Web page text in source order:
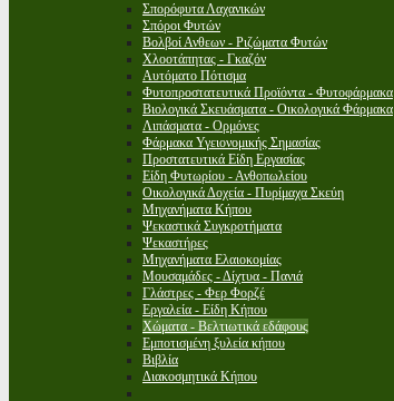
Σπορόφυτα Λαχανικών
Σπόροι Φυτών
Βολβοί Ανθεων - Ριζώματα Φυτών
Χλοοτάπητας - Γκαζόν
Αυτόματο Πότισμα
Φυτοπροστατευτικά Προϊόντα - Φυτοφάρμακα
Βιολογικά Σκευάσματα - Οικολογικά Φάρμακα
Λιπάσματα - Ορμόνες
Φάρμακα Υγειονομικής Σημασίας
Προστατευτικά Είδη Εργασίας
Είδη Φυτωρίου - Ανθοπωλείου
Οικολογικά Δοχεία - Πυρίμαχα Σκεύη
Μηχανήματα Κήπου
Ψεκαστικά Συγκροτήματα
Ψεκαστήρες
Μηχανήματα Ελαιοκομίας
Μουσαμάδες - Δίχτυα - Πανιά
Γλάστρες - Φερ Φορζέ
Εργαλεία - Είδη Κήπου
Χώματα - Βελτιωτικά εδάφους
Εμποτισμένη ξυλεία κήπου
Βιβλία
Διακοσμητικά Κήπου